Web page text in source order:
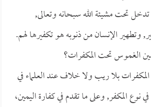
تحت مشيئة الله سبحانه وتعالى,
وتطهير الإنسان من ذنوبه هو تكفيرها لهم.
الغموس تحت المكفرات؟
بلا ريب ولا خلاف عند العلماء في
نوع المكفر, وعلى ما تقدم في كفارة اليمين،